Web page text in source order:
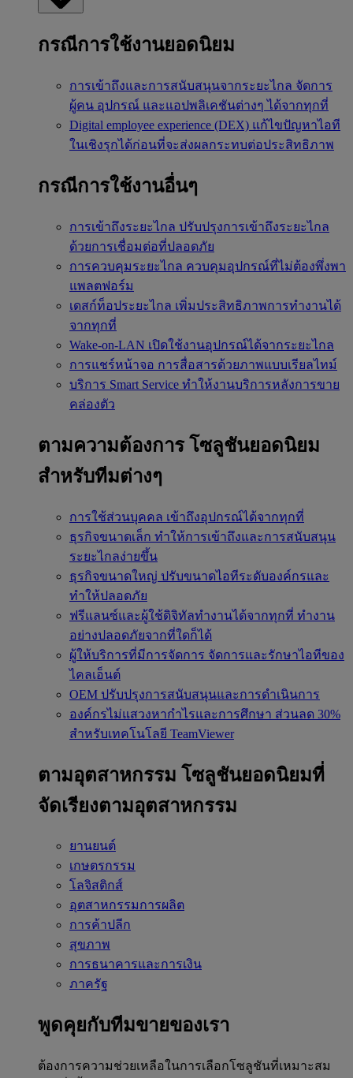
กรณีการใช้งานยอดนิยม
การเข้าถึงและการสนับสนุนจากระยะไกล จัดการ
ผู้คน อุปกรณ์ และแอปพลิเคชันต่างๆ ได้จากทุกที่
Digital employee experience (DEX) แก้ไขปัญหาไอที
ในเชิงรุกได้ก่อนที่จะส่งผลกระทบต่อประสิทธิภาพ
กรณีการใช้งานอื่นๆ
การเข้าถึงระยะไกล ปรับปรุงการเข้าถึงระยะไกล
ด้วยการเชื่อมต่อที่ปลอดภัย
การควบคุมระยะไกล ควบคุมอุปกรณ์ที่ไม่ต้องพึ่งพา
แพลตฟอร์ม
เดสก์ท็อประยะไกล เพิ่มประสิทธิภาพการทำงานได้
จากทุกที่
Wake-on-LAN เปิดใช้งานอุปกรณ์ได้จากระยะไกล
การแชร์หน้าจอ การสื่อสารด้วยภาพแบบเรียลไทม์
บริการ Smart Service ทำให้งานบริการหลังการขาย
คล่องตัว
ตามความต้องการ โซลูชันยอดนิยม
สำหรับทีมต่างๆ
การใช้ส่วนบุคคล เข้าถึงอุปกรณ์ได้จากทุกที่
ธุรกิจขนาดเล็ก ทำให้การเข้าถึงและการสนับสนุน
ระยะไกลง่ายขึ้น
ธุรกิจขนาดใหญ่ ปรับขนาดไอทีระดับองค์กรและ
ทำให้ปลอดภัย
ฟรีแลนซ์และผู้ใช้ดิจิทัลทำงานได้จากทุกที่ ทำงาน
อย่างปลอดภัยจากที่ใดก็ได้
ผู้ให้บริการที่มีการจัดการ จัดการและรักษาไอทีของ
ไคลเอ็นต์
OEM ปรับปรุงการสนับสนุนและการดำเนินการ
องค์กรไม่แสวงหากำไรและการศึกษา ส่วนลด 30%
สำหรับเทคโนโลยี TeamViewer
ตามอุตสาหกรรม โซลูชันยอดนิยมที่
จัดเรียงตามอุตสาหกรรม
ยานยนต์
เกษตรกรรม
โลจิสติกส์
อุตสาหกรรมการผลิต
การค้าปลีก
สุขภาพ
การธนาคารและการเงิน
ภาครัฐ
พูดคุยกับทีมขายของเรา
ต้องการความช่วยเหลือในการเลือกโซลูชันที่เหมาะสม